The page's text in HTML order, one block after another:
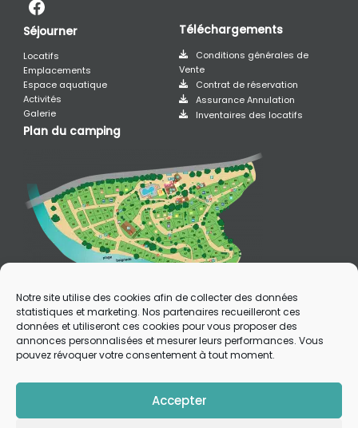
Notre site utilise des cookies afin de collecter des données
statistiques et marketing. Nos partenaires recueilleront ces
données et utiliseront ces cookies pour vous proposer des
annonces personnalisées et mesurer leurs performances. Vous
pouvez révoquer votre consentement à tout moment.
Accepter
Séjourner
Locatifs
Emplacements
Espace aquatique
Activités
Galerie
Téléchargements
Conditions générales de
Vente
Contrat de réservation
Assurance Annulation
Inventaires des locatifs
Plan du camping
Confidentialité et données personnelles
Reproduction interdite | Réalisation :